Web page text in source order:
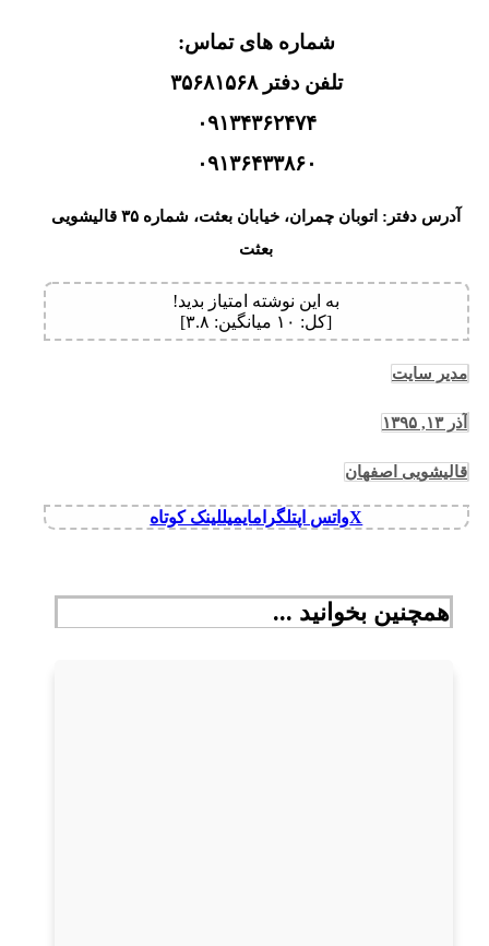
شماره های تماس:
تلفن دفتر ۳۵۶۸۱۵۶۸
۰۹۱۳۴۳۶۲۴۷۴
۰۹۱۳۶۴۳۳۸۶۰
آدرس دفتر: اتوبان چمران، خیابان بعثت، شماره ۳۵ قالیشویی
بعثت
به این نوشته امتیاز بدید!
[کل: ۱۰ میانگین: ۳.۸]
مدیر سایت
آذر ۱۳, ۱۳۹۵
قالیشویی اصفهان
Xواتس اپتلگرامایمیللینک کوتاه
همچنین بخوانید ...